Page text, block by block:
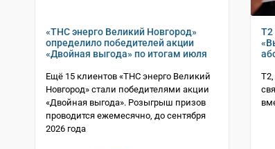
«ТНС энерго Великий Новгород»
определило победителей акции
«Двойная выгода» по итогам июля
Ещё 15 клиентов «ТНС энерго Великий
Новгород» стали победителями акции
«Двойная выгода». Розыгрыш призов
проводится ежемесячно, до сентября
2026 года
Т2